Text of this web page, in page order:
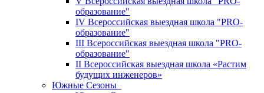
образование"
IV Всероссийская выездная школа "PRO-
образование"
III Всероссийская выездная школа "PRO-
образование"
II Всероссийская выездная школа «Растим
будущих инженеров»
Южные Сезоны